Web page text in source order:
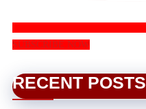
SUBSCRIBE NOW
RECENT POSTS